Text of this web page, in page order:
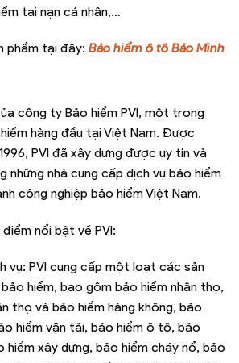
tai nạn cá nhân,…
phẩm tại đây: Bảo hiểm ô tô Bảo Minh
công ty Bảo hiểm PVI, một trong
hàng đầu tại Việt Nam. Được
PVI đã xây dựng được uy tín và
nhà cung cấp dịch vụ bảo hiểm
công nghiệp bảo hiểm Việt Nam.
nổi bật về PVI:
vụ: PVI cung cấp một loạt các sản
hiểm, bao gồm bảo hiểm nhân thọ,
thọ và bảo hiểm hàng không, bảo
hiểm vận tải, bảo hiểm ô tô, bảo
hiểm xây dựng, bảo hiểm cháy nổ, bảo